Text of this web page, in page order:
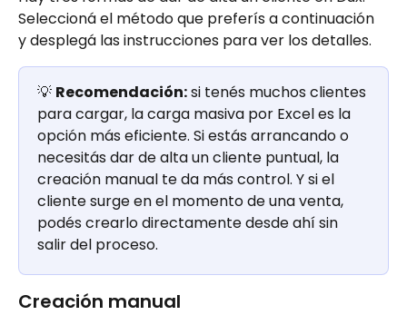
Seleccioná el método que preferís a continuación
y desplegá las instrucciones para ver los detalles.
💡 Recomendación: si tenés muchos clientes
para cargar, la carga masiva por Excel es la
opción más eficiente. Si estás arrancando o
necesitás dar de alta un cliente puntual, la
creación manual te da más control. Y si el
cliente surge en el momento de una venta,
podés crearlo directamente desde ahí sin
salir del proceso.
Creación manual